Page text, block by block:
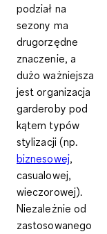
podział na
sezony ma
drugorzędne
znaczenie, a
dużo ważniejsza
jest organizacja
garderoby pod
kątem typów
stylizacji (np.
biznesowej,
casualowej,
wieczorowej).
Niezależnie od
zastosowanego